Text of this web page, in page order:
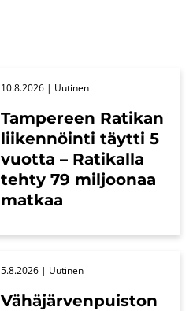
Tam­pe­reen Ra­ti­kan
lii­ken­nöin­ti täyt­ti 5
vuot­ta – Ra­ti­kal­la
tehty 79 mil­joo­naa
mat­kaa
10.8.2026 | Uu­ti­nen
Vä­hä­jär­ven­puis­ton
5.8.2026 | Uu­ti­nen